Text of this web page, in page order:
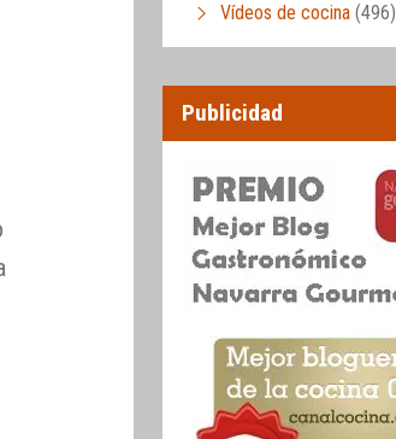
Vídeos de cocina (496)
Publicidad